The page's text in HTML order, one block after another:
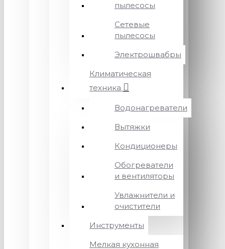
пылесосы
Сетевые
пылесосы
Электрошвабры
Климатическая
техника
Водонагреватели
Вытяжки
Кондиционеры
Обогреватели
и вентиляторы
Увлажнители и
очистители
Инструменты
Мелкая кухонная